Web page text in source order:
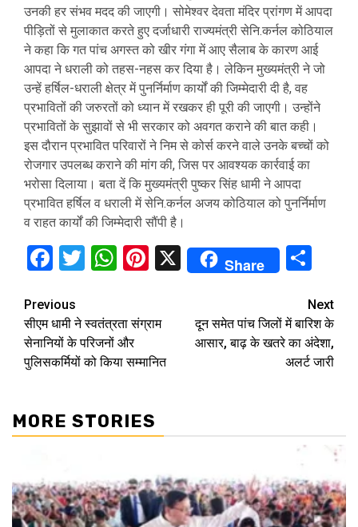
उनकी हर संभव मदद की जाएगी। सोमेश्वर देवता मंदिर प्रांगण में आपदा
पीड़ितों से मुलाकात करते हुए दर्जाधारी राज्यमंत्री सेनि.कर्नल कोठियाल
ने कहा कि गत पांच अगस्त को खीर गंगा में आए सैलाब के कारण आई
आपदा ने धराली को तहस-नहस कर दिया है। लेकिन मुख्यमंत्री ने जो
उन्हें हर्षिल-धराली क्षेत्र में पुनर्निर्माण कार्यों की जिम्मेदारी दी है, वह
प्रभावितों की जरुरतों को ध्यान में रखकर ही पूरी की जाएगी। उन्होंने
प्रभावितों के सुझावों से भी सरकार को अवगत कराने की बात कही।
इस दौरान प्रभावित परिवारों ने निम से कोर्स करने वाले उनके बच्चों को
रोजगार उपलब्ध कराने की मांग की, जिस पर आवश्यक कार्रवाई का
भरोसा दिलाया। बता दें कि मुख्यमंत्री पुष्कर सिंह धामी ने आपदा
प्रभावित हर्षिल व धराली में सेनि.कर्नल अजय कोठियाल को पुनर्निर्माण
व राहत कार्यों की जिम्मेदारी सौंपी है।
Facebook
Twitter
WhatsApp
Pinterest
X Share
Continue
Reading
Previous
सीएम धामी ने स्वतंत्रता संग्राम
सेनानियों के परिजनों और
पुलिसकर्मियों को किया सम्मानित
Next
दून समेत पांच जिलों में बारिश के
आसार, बाढ़ के खतरे का अंदेशा,
अलर्ट जारी
MORE STORIES